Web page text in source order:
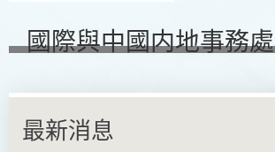
國際與中國内地事務處
最新消息